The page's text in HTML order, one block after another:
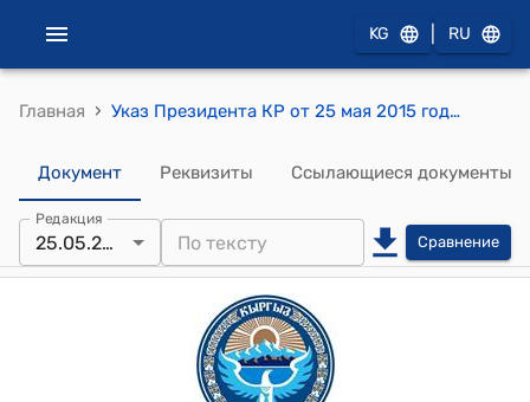
KG RU
Главная › Указ Президента КР от 25 мая 2015 года УП № 100 "Об освобождении от должностей судей отдельных межрайонных судов Кыргызской Республики"
Документ Реквизиты Ссылающиеся документы
Редакция
25.05.2015 Сравнение